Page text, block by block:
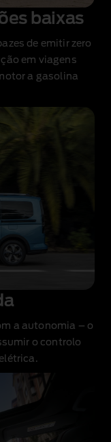
baixas
de emitir zero
em viagens
a gasolina
a autonomia – o
o controlo